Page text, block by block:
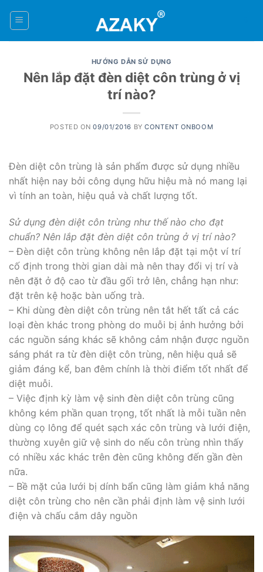
HƯỚNG DẪN SỬ DỤNG
Nên lắp đặt đèn diệt côn trùng ở vị
trí nào?
POSTED ON09/01/2016 BYCONTENT ONBOOM
Đèn diệt côn trùng là sản phẩm được sử dụng nhiều
nhất hiện nay bởi công dụng hữu hiệu mà nó mang lại
vì tính an toàn, hiệu quả và chất lượng tốt.
Sử dụng đèn diệt côn trùng như thế nào cho đạt
chuẩn? Nên lắp đặt đèn diệt côn trùng ở vị trí nào?
– Đèn diệt côn trùng không nên lắp đặt tại một ví trí
cố định trong thời gian dài mà nên thay đổi vị trí và
nên đặt ở độ cao từ đầu gối trở lên, chẳng hạn như:
đặt trên kệ hoặc bàn uống trà.
– Khi dùng đèn diệt côn trùng nên tắt hết tất cả các
loại đèn khác trong phòng do muỗi bị ảnh hưởng bởi
các nguồn sáng khác sẽ không cảm nhận được nguồn
sáng phát ra từ đèn diệt côn trùng, nên hiệu quả sẽ
giảm đáng kể, ban đêm chính là thời điểm tốt nhất để
diệt muỗi.
– Việc định kỳ làm vệ sinh đèn diệt côn trùng cũng
không kém phần quan trọng, tốt nhất là mỗi tuần nên
dùng cọ lông để quét sạch xác côn trùng và lưới điện,
thường xuyên giữ vệ sinh do nếu côn trùng nhìn thấy
có nhiều xác khác trên đèn cũng không đến gần đèn
nữa.
– Bề mặt của lưới bị dính bẩn cũng làm giảm khả năng
diệt côn trùng cho nên cần phải định làm vệ sinh lưới
điện và chấu cắm dây nguồn